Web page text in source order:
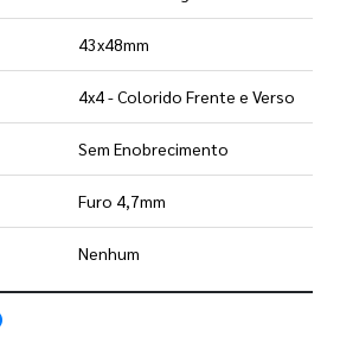
43x48mm
4x4 - Colorido Frente e Verso
Sem Enobrecimento
Furo 4,7mm
Nenhum
Saiba como utilizar os nossos gabaritos